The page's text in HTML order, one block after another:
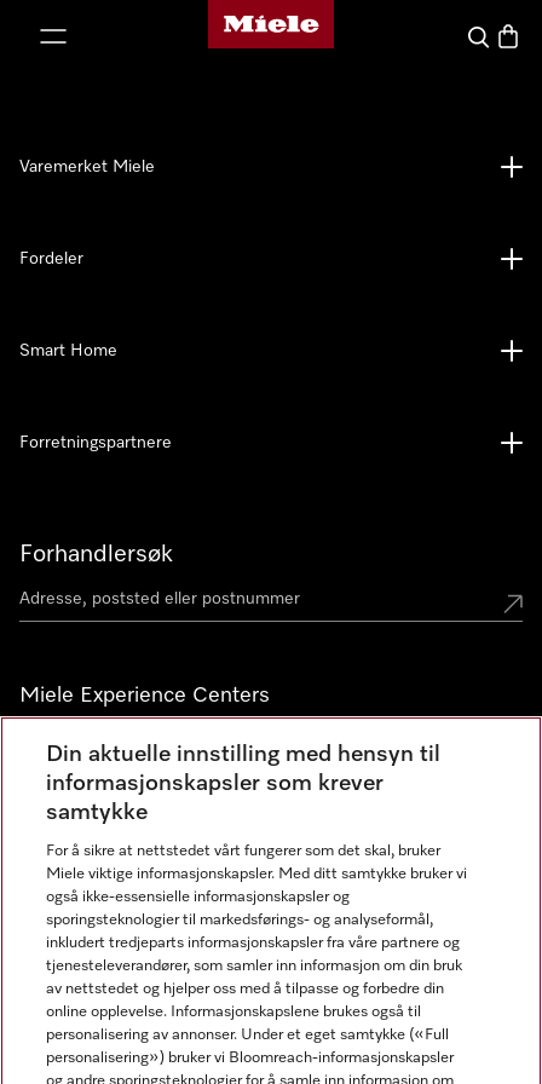
Mieles hjemmeside
Søk
Forhandlersøk
Miele Experience Centers
Miele Experience Center Nesbru
Miele Outlet Nesbru
Nyhetsbrev
Varemerket Miele
Fordeler
Smart Home
Forretningspartnere
Din aktuelle innstilling med hensyn til
informasjonskapsler som krever
samtykke
For å sikre at nettstedet vårt fungerer som det skal, bruker
Miele viktige informasjonskapsler. Med ditt samtykke bruker vi
også ikke-essensielle informasjonskapsler og
sporingsteknologier til markedsførings- og analyseformål,
inkludert tredjeparts informasjonskapsler fra våre partnere og
tjenesteleverandører, som samler inn informasjon om din bruk
av nettstedet og hjelper oss med å tilpasse og forbedre din
online opplevelse. Informasjonskapslene brukes også til
personalisering av annonser. Under et eget samtykke («Full
personalisering») bruker vi Bloomreach-informasjonskapsler